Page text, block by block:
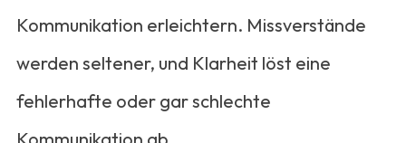
Kommunikation erleichtern. Missverstände
werden seltener, und Klarheit löst eine
fehlerhafte oder gar schlechte